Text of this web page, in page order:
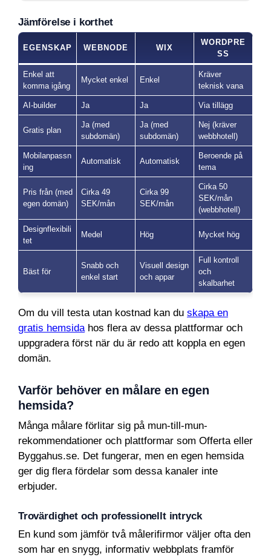
Jämförelse i korthet
EGENSKAP WEBNODE WIX
WORDPRE
SS
Enkel att
komma igång
Mycket enkel Enkel
Kräver
teknisk vana
AI-builder Ja Ja Via tillägg
Gratis plan
Ja (med
subdomän)
Ja (med
subdomän)
Nej (kräver
webbhotell)
Mobilanpassn
ing
Automatisk Automatisk
Beroende på
tema
Pris från (med
egen domän)
Cirka 49
SEK/mån
Cirka 99
SEK/mån
Cirka 50
SEK/mån
(webbhotell)
Designflexibili
tet
Medel Hög Mycket hög
Bäst för
Snabb och
enkel start
Visuell design
och appar
Full kontroll
och
skalbarhet
Om du vill testa utan kostnad kan du skapa en
gratis hemsidahos flera av dessa plattformar och
uppgradera först när du är redo att koppla en egen
domän.
Varför behöver en målare en egen
hemsida?
Många målare förlitar sig på mun-till-mun-
rekommendationer och plattformar som Offerta eller
Byggahus.se. Det fungerar, men en egen hemsida
ger dig flera fördelar som dessa kanaler inte
erbjuder.
Trovärdighet och professionellt intryck
En kund som jämför två målerifirmor väljer ofta den
som har en snygg, informativ webbplats framför